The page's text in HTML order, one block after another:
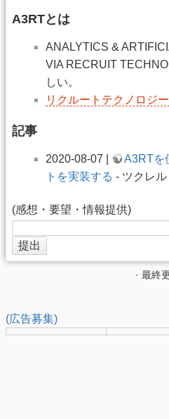
A3RTとは
ANALYTICS &
VIA RECRUIT
しい。
リクルートテクノロジ
記事
2020-08-07 |
A3RTを
トを実装する - ツクレル
(感想・要望・情報提供)
· 最終
(広告募集)